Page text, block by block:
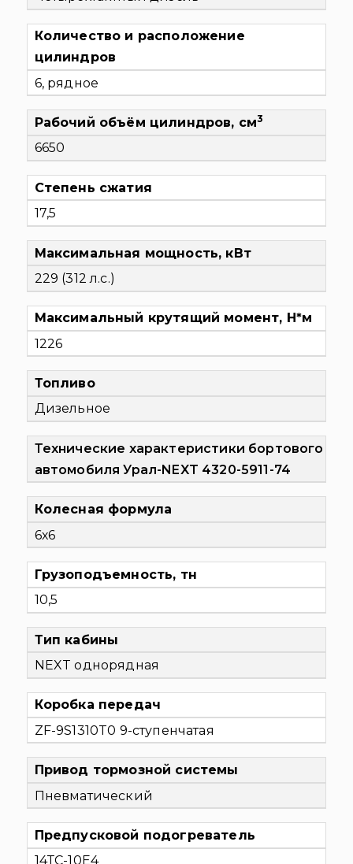
Количество и расположение
цилиндров
6, рядное
Рабочий объём цилиндров, см3
6650
Степень сжатия
17,5
Максимальная мощность, кВт
229 (312 л.с.)
Максимальный крутящий момент, Н*м
1226
Топливо
Дизельное
Технические характеристики бортового
автомобиля Урал-NEXT 4320-5911-74
Колесная формула
6х6
Грузоподъемность, тн
10,5
Тип кабины
NEXT однорядная
Коробка передач
ZF-9S1310T0 9-ступенчатая
Привод тормозной системы
Пневматический
Предпусковой подогреватель
14ТС-10Е4